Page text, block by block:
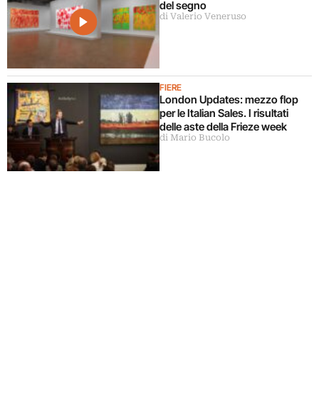
del segno
di Valerio Veneruso
FIERE
London Updates: mezzo flop
per le Italian Sales. I risultati
delle aste della Frieze week
di Mario Bucolo